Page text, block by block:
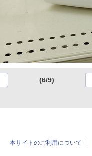
(6/9)
本サイトのご利用について